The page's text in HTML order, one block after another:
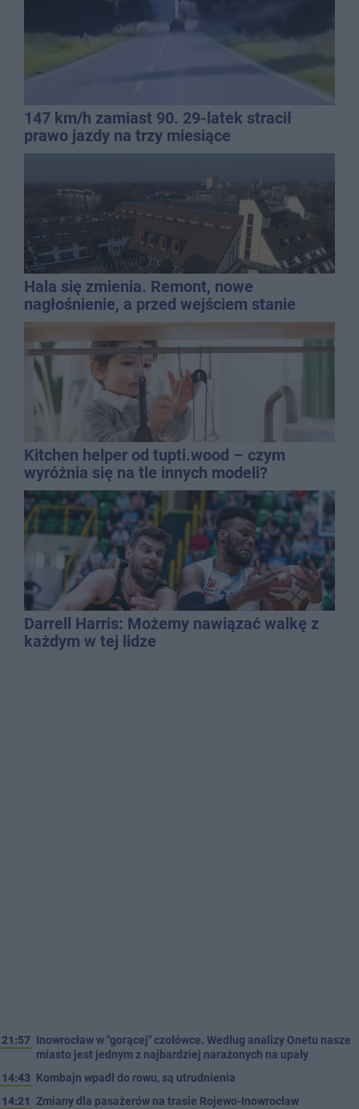
147 km/h zamiast 90. 29-latek stracił
prawo jazdy na trzy miesiące
Hala się zmienia. Remont, nowe
nagłośnienie, a przed wejściem stanie
QEMETICA ARENA
Kitchen helper od tupti.wood – czym
wyróżnia się na tle innych modeli?
Darrell Harris: Możemy nawiązać walkę z
każdym w tej lidze
21:57 Inowrocław w "gorącej" czołówce. Według analizy Onetu nasze
miasto jest jednym z najbardziej narażonych na upały
14:43 Kombajn wpadł do rowu, są utrudnienia
14:21 Zmiany dla pasażerów na trasie Rojewo-Inowrocław